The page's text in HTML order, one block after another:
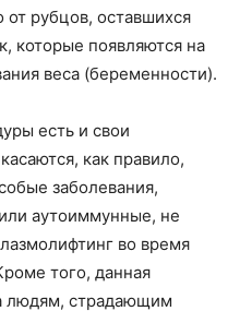
от рубцов, оставшихся
которые появляются на
веса (беременности).
есть и свои
как правило,
заболевания,
аутоиммунные, не
во время
того, данная
людям, страдающим